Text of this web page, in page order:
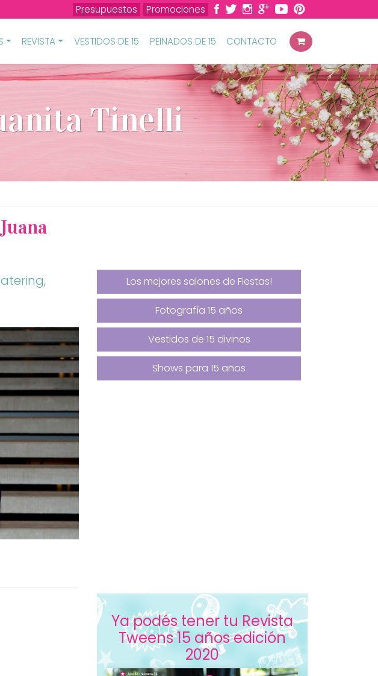
Presupuestos Promociones
REVISTA VESTIDOS DE 15 PEINADOS DE 15 CONTACTO
Tinelli
Los mejores salones de Fiestas!
Fotografía 15 años
Vestidos de 15 divinos
Shows para 15 años
Ya podés tener tu Revista
Tweens 15 años edición
2020